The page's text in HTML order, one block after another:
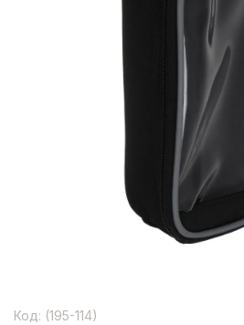
Код: (195-114)